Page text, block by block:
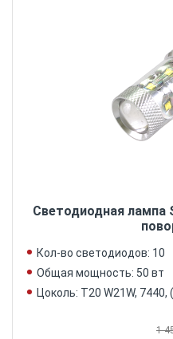
Светодиодная лампа
Кол-во светодиодов: 10
Общая мощность: 50 вт
Цоколь: Т20 W21W, 7440,
1